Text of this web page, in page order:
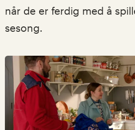
når de er ferdig med å
sesong.